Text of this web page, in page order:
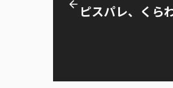
ピスパレ、くら